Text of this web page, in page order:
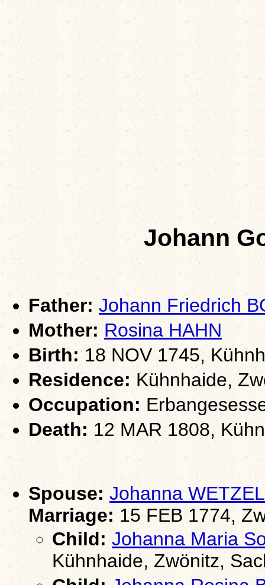
Johann
Father: Johann Friedrich
Mother: Rosina HAHN
Birth:18 NOV 1745,
Residence:Kühnhaide,
Occupation:
Death: 12 MAR 1808,
Spouse: Johanna WETZEL
Marriage: 15 FEB 1774,
Child: Johanna Maria
Kühnhaide, Zwönitz,